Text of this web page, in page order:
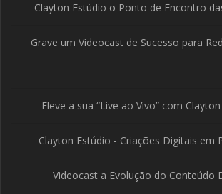
Clayton Estúdio o Ponto de Encontro
Grave um Videocast de Sucesso para
Eleve a sua “Live ao Vivo” com
Clayton Estúdio - Criações Digitais em
Videocast a Evolução do Conteúdo